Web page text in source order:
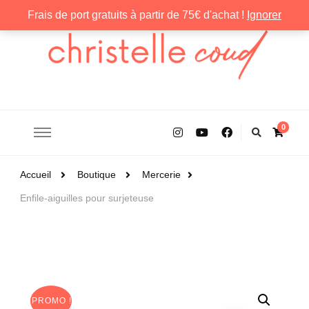
Frais de port gratuits à partir de 75€ d'achat ! Ignorer
0
Accueil Boutique Mercerie
Enfile-aiguilles pour surjeteuse
PROMO !